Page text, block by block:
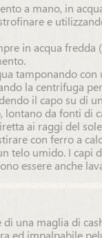
a mano, in
e
in acqua fredda
tamponando con
la centrifuga
il capo su di
lontano da fonti di
ai raggi del
con ferro a
telo umido. I capi
essere anche
di una maglia di
ed impalpabile